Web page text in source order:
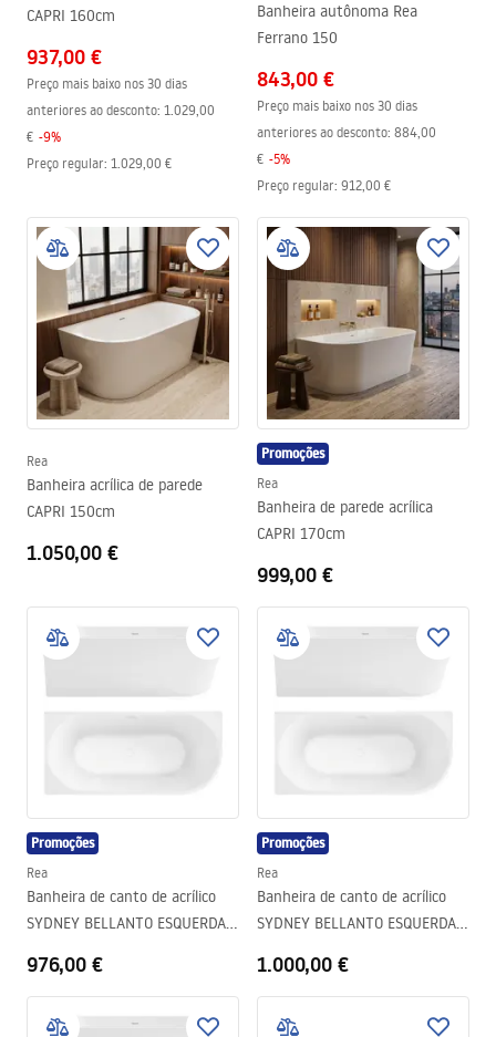
CAPRI 160cm
937,00 €
Preço mais baixo nos 30 dias
anteriores ao desconto: 1.029,00
€ -9%
Preço regular: 1.029,00 €
Banheira autônoma Rea
Ferrano 150
843,00 €
Preço mais baixo nos 30 dias
anteriores ao desconto: 884,00
€ -5%
Preço regular: 912,00 €
Rea
Banheira acrílica de parede
CAPRI 150cm
1.050,00 €
Promoções
Rea
Banheira de parede acrílica
CAPRI 170cm
999,00 €
Promoções
Rea
Banheira de canto de acrílico
SYDNEY BELLANTO ESQUERDA
976,00 €
Promoções
Rea
Banheira de canto de acrílico
SYDNEY BELLANTO ESQUERDA
1.000,00 €